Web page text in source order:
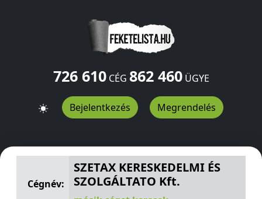
726 610CÉG 862 460ÜGYE
Bejelentkezés Megrendelés
SZETAX KERESKEDELMI ÉS SZOLGÁLTATO Kft.Esztergár
Cégnév:
SZETAX KERESKEDELMI ÉS
SZOLGÁLTATO Kft.